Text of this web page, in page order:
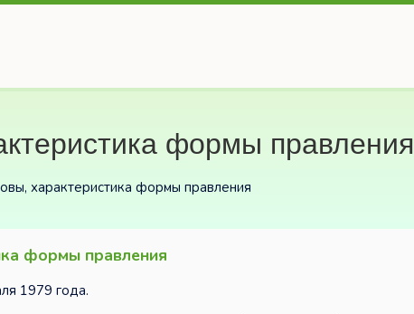
формы правления
характеристика формы правления
формы правления
1979 года.